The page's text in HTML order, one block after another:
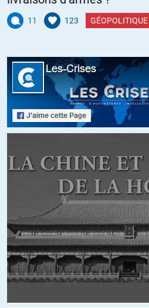
Occitan// 14.06.2022 à 00h46
+15 ALERTER
Auguste Vannier
Français, je suis en total désaccord
hégémonique des USA. Et je désespère
« vassalise » toujours plus sans tenir
m’ont fait il y a (hélas!) longtemps en
Cet article est un salmigondis de
contradictoires particulièrement
américaniste et du danger que
faussaire des dirigeants d’un grand
réalité dément la plupart des
leur action: l’Ukraine perd du terrain et
Russe n’est pas prête d’être mise à
11 123 GÉOPOLITIQUE